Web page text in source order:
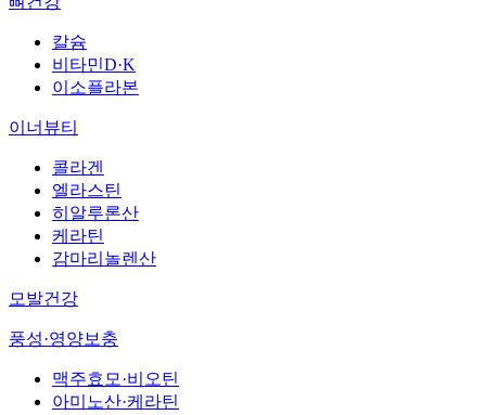
칼슘
비타민D·K
이소플라본
이너뷰티
콜라겐
엘라스틴
히알루론산
케라틴
감마리놀렌산
모발건강
풍성·영양보충
맥주효모·비오틴
아미노산·케라틴